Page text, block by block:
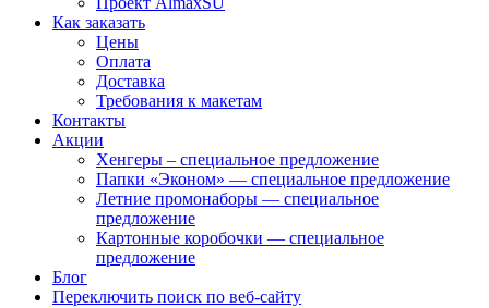
Как заказать
Цены
Оплата
Доставка
Требования к макетам
Контакты
Акции
Хенгеры – специальное предложение
Папки «Эконом» — специальное предложение
Летние промонаборы — специальное
предложение
Картонные коробочки — специальное
предложение
Блог
Переключить поиск по веб-сайту